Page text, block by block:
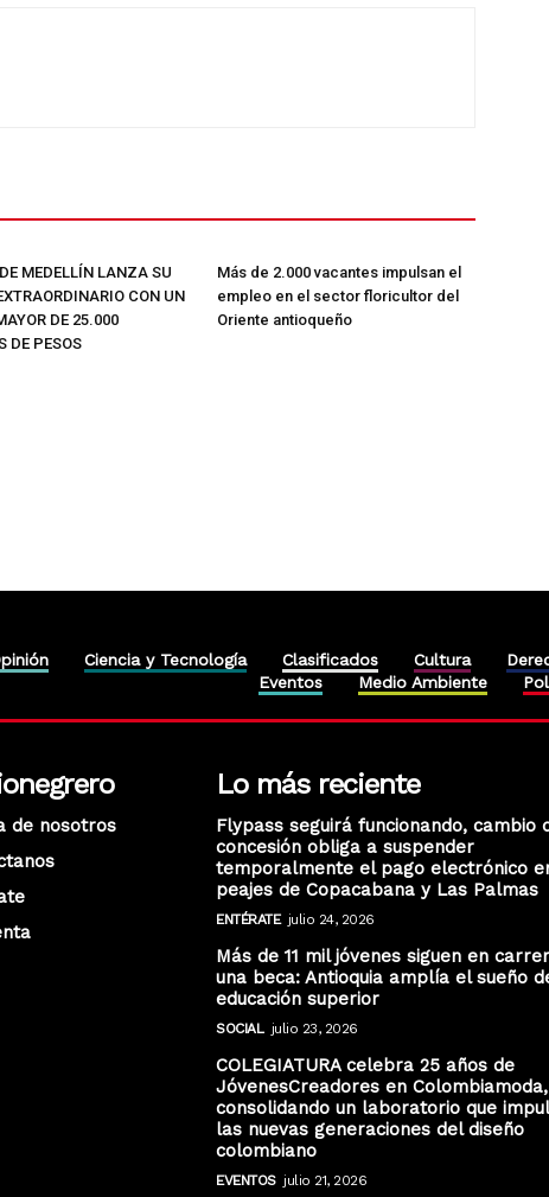
MEDELLÍN LANZA SU
CON UN
DE 25.000
DE PESOS
Más de 2.000 vacantes impulsan el
empleo en el sector floricultor del
Oriente antioqueño
Ciencia y Tecnología Clasificados Cultura
Eventos
Medio Ambiente
de nosotros
Lo más reciente
Flypass seguirá funcionando, cambio
concesión obliga a suspender
temporalmente el pago electrónico
peajes de Copacabana y Las Palmas
ENTÉRATE julio 24, 2026
Más de 11 mil jóvenes siguen en
una beca: Antioquia amplía el sueño
educación superior
SOCIAL julio 23, 2026
COLEGIATURA celebra 25 años de
JóvenesCreadores en Colombiamoda,
consolidando un laboratorio que
las nuevas generaciones del diseño
colombiano
EVENTOS julio 21, 2026